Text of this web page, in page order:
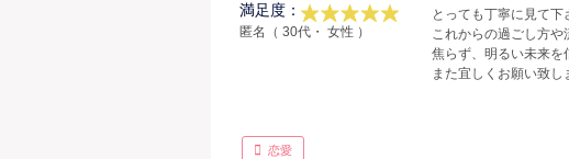
満足度：
匿名（ 30代・ 女性 ）
とっても丁寧に見て
これからの過ごし方や
焦らず、明るい未来を
また宜しくお願い致し
恋愛